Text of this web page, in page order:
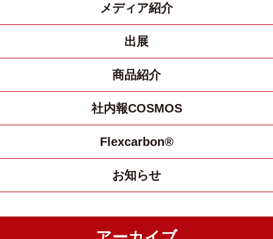
メディア紹介
出展
商品紹介
社内報COSMOS
Flexcarbon®
お知らせ